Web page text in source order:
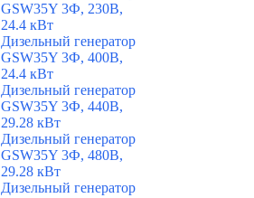
GSW35Y 3Ф, 230В,
24.4 кВт
Дизельный генератор
GSW35Y 3Ф, 400В,
24.4 кВт
Дизельный генератор
GSW35Y 3Ф, 440В,
29.28 кВт
Дизельный генератор
GSW35Y 3Ф, 480В,
29.28 кВт
Дизельный генератор